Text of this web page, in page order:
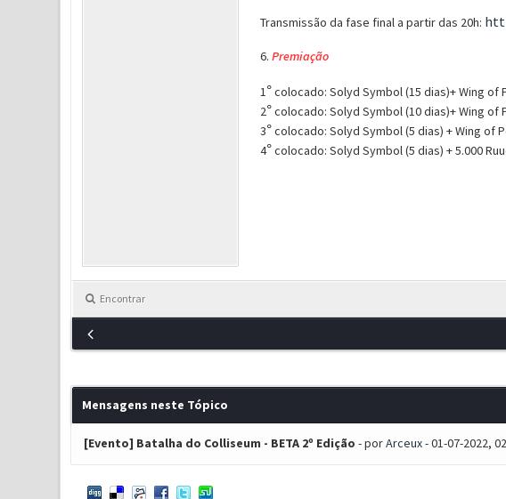
Transmissão da fase final a partir das 20h:
6. Premiação
1°colocado: Solyd Symbol (15 dias)+ Wing of
2°colocado: Solyd Symbol (10 dias)+ Wing of
3°colocado: Solyd Symbol (5 dias) + Wing of
4°colocado: Solyd Symbol (5 dias) + 5.000
Encontrar
Mensagens neste Tópico
[Evento] Batalha do Colliseum - BETA 2º Edição - porArceux- 01-07-2022,